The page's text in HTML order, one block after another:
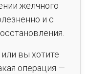
желчного
и с
вы хотите
операция —